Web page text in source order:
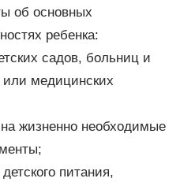
об основных
ребенка:
садов, больниц и
или медицинских
жизненно необходимые
питания,